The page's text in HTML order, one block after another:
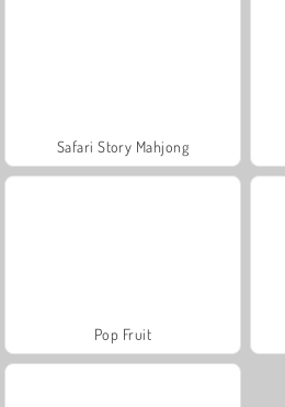
Safari Story Mahjong
Pop Fruit